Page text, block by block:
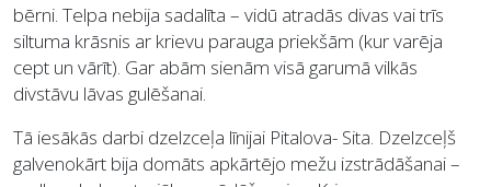
bērni. Telpa nebija sadalīta – vidū atradās divas vai trīs
siltuma krāsnis ar krievu parauga priekšām (kur varēja
cept un vārīt). Gar abām sienām visā garumā vilkās
divstāvu lāvas gulēšanai.
Tā iesākās darbi dzelzceļa līnijai Pitalova- Sita. Dzelzceļš
galvenokārt bija domāts apkārtējo mežu izstrādāšanai –